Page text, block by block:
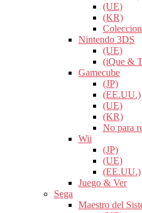
(UE)
(KR)
Nintendo 3DS
(UE)
(iQue &
Gamecube
(JP)
(EE.UU.)
(UE)
(KR)
No para
Wii
(JP)
(UE)
(EE.UU.)
Juego & Ver
Sega
Maestro del